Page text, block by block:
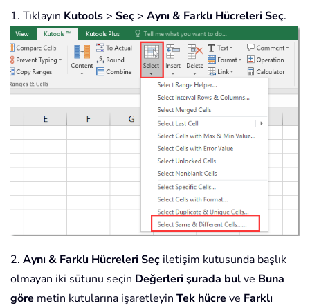
1. Tıklayın Kutools > Seç > Aynı & Farklı Hücreleri Seç.
2. Aynı & Farklı Hücreleri Seç iletişim kutusunda başlık
olmayan iki sütunu seçin Değerleri şurada bulve Buna
göre metin kutularına işaretleyin Tek hücre ve Farklı